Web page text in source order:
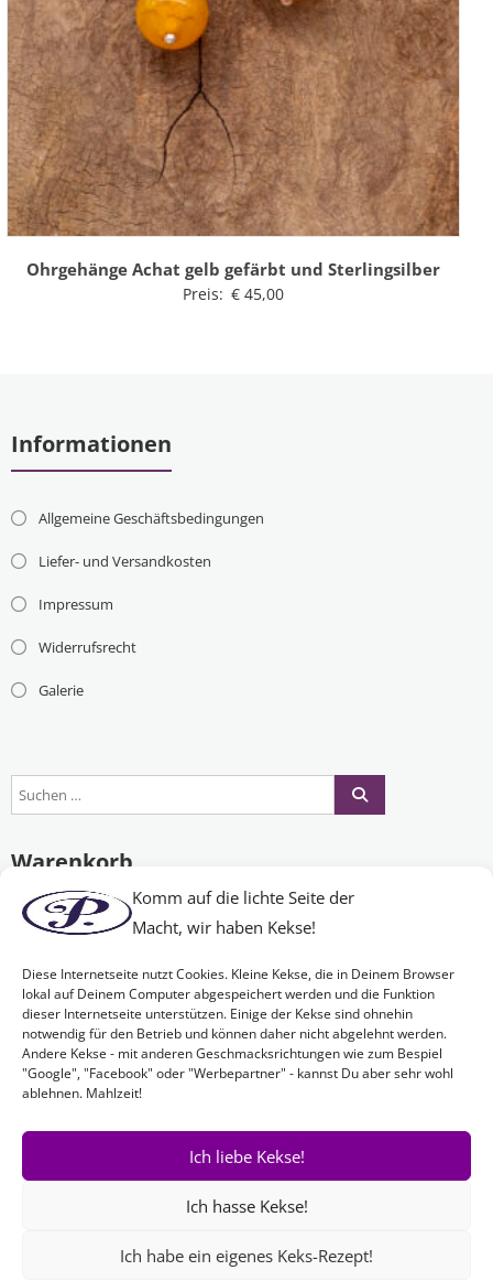
Komm auf die lichte Seite der
Macht, wir haben Kekse!
Diese Internetseite nutzt Cookies. Kleine Kekse, die in Deinem Browser
lokal auf Deinem Computer abgespeichert werden und die Funktion
dieser Internetseite unterstützen. Einige der Kekse sind ohnehin
notwendig für den Betrieb und können daher nicht abgelehnt werden.
Andere Kekse - mit anderen Geschmacksrichtungen wie zum Bespiel
"Google", "Facebook" oder "Werbepartner" - kannst Du aber sehr wohl
ablehnen. Mahlzeit!
Ich liebe Kekse!
Ich hasse Kekse!
Ich habe ein eigenes Keks-Rezept!
Ohrgehänge Achat gelb gefärbt und Sterlingsilber
Preis: €45,00
Informationen
Allgemeine Geschäftsbedingungen
Liefer- und Versandkosten
Impressum
Widerrufsrecht
Galerie
Warenkorb
Es befinden sich keine Produkte im Warenkorb.
Nichts Passendes gefunden?
Wenn Sie nach etwas Bestimmtem suchen oder gerne ein Produkt
Ihren Wünschen entsprechend anfertigen lassen möchten,
einfach!